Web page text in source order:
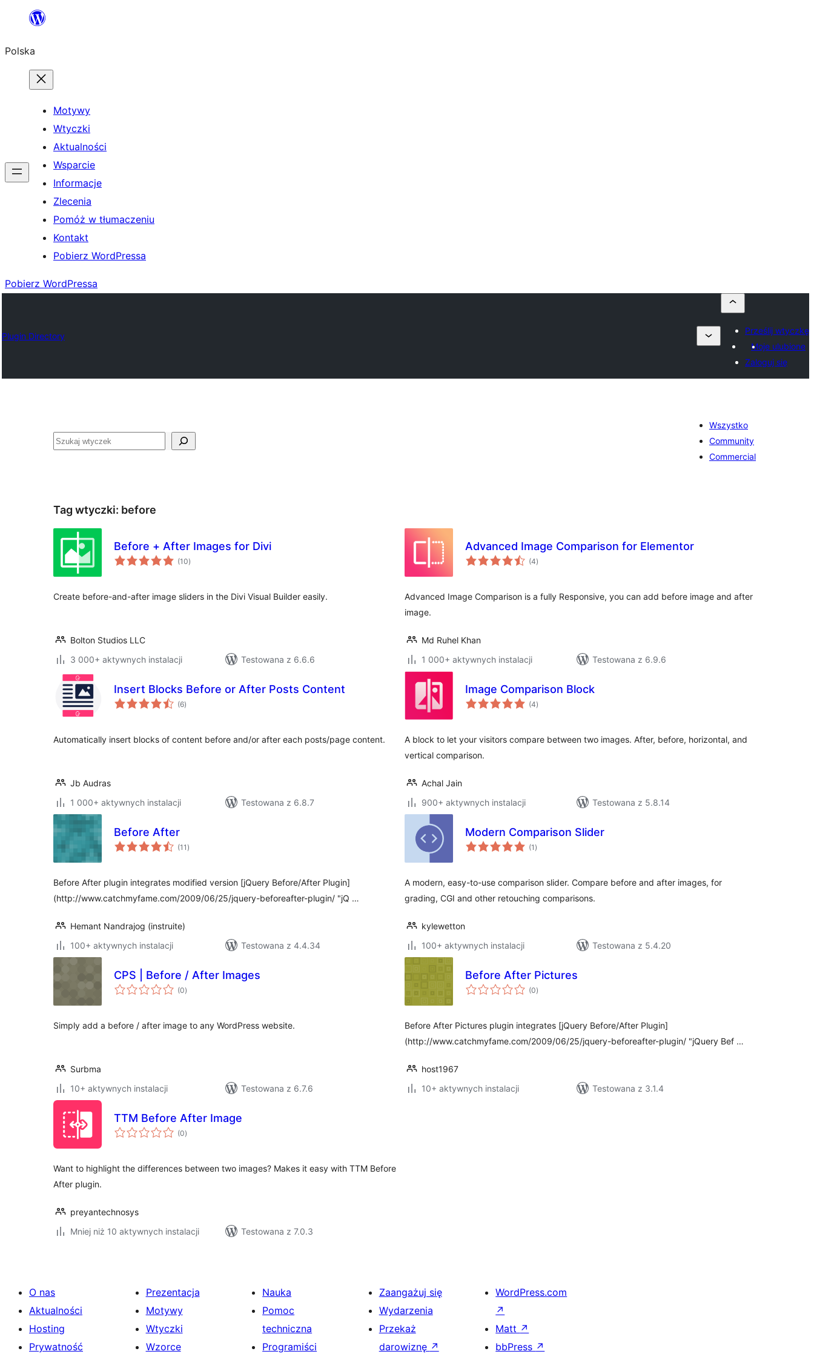
Przejdź
treści
Polska
Motywy
Wtyczki
Aktualności
Wsparcie
Informacje
Zlecenia
Pomóż w tłumaczeniu
Kontakt
Pobierz WordPressa
Pobierz WordPressa
Plugin Directory
Prześlij wtyczkę
Moje ulubione
Zaloguj się
Szukaj
Wszystko
Community
Commercial
Tag wtyczki: before
Before + After Images for Divi
(10wszystkich
ocen
)
Create before-and-after image sliders in the Divi Visual Builder easily.
Bolton Studios LLC
3 000+ aktywnych instalacji
Testowana z 6.6.6
Advanced Image Comparison for Elementor
(4wszystkich
ocen
)
Advanced Image Comparison is a fully Responsive, you can add before image and after
image.
Md Ruhel Khan
1 000+ aktywnych instalacji
Testowana z 6.9.6
Insert Blocks Before or After Posts Content
(6wszystkich
ocen
)
Automatically insert blocks of content before and/or after each posts/page content.
Jb Audras
1 000+ aktywnych instalacji
Testowana z 6.8.7
Image Comparison Block
(4wszystkich
ocen
)
A block to let your visitors compare between two images. After, before, horizontal, and
vertical comparison.
Achal Jain
900+ aktywnych instalacji
Testowana z 5.8.14
Before After
(11 wszystkich
ocen
)
Before After plugin integrates modified version [jQuery Before/After Plugin]
(http://www.catchmyfame.com/2009/06/25/jquery-beforeafter-plugin/ "jQ …
Hemant Nandrajog (instruite)
100+ aktywnych instalacji
Testowana z 4.4.34
Modern Comparison Slider
(1 wszystkich
ocen
)
A modern, easy-to-use comparison slider. Compare before and after images, for
grading, CGI and other retouching comparisons.
kylewetton
100+ aktywnych instalacji
Testowana z 5.4.20
CPS | Before / After Images
(0wszystkich
ocen
)
Simply add a before / after image to any WordPress website.
Surbma
10+ aktywnych instalacji
Testowana z 6.7.6
Before After Pictures
(0wszystkich
ocen
)
Before After Pictures plugin integrates [jQuery Before/After Plugin]
(http://www.catchmyfame.com/2009/06/25/jquery-beforeafter-plugin/ "jQuery Bef …
host1967
10+ aktywnych instalacji
Testowana z 3.1.4
TTM Before After Image
(0wszystkich
ocen
)
Want to highlight the differences between two images? Makes it easy with TTM Before
After plugin.
preyantechnosys
Mniej niż 10 aktywnych instalacji
Testowana z 7.0.3
O nas
Aktualności
Hosting
Prywatność
Prezentacja
Motywy
Wtyczki
Wzorce
Nauka
Pomoc
techniczna
Programiści
Zaangażuj się
Wydarzenia
Przekaż
darowiznę ↗
WordPress.com
↗
Matt ↗
bbPress ↗